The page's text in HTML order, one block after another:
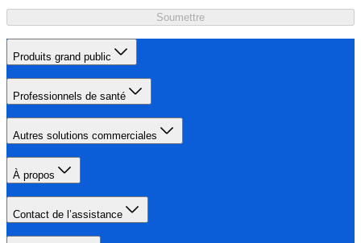
Soumettre
Produits grand public
Professionnels de santé
Autres solutions commerciales
À propos
Contact de l’assistance